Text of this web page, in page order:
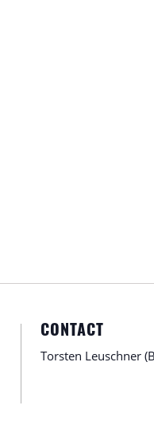
CONTACT
Torsten Leuschner